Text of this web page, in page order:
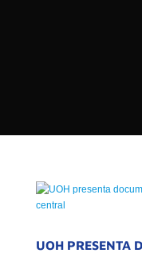
MISIÓN
UOH PRESENTA